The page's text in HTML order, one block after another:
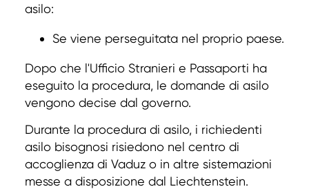
asilo:
Se viene perseguitata nel proprio paese.
Dopo che l'Ufficio Stranieri e Passaporti ha
eseguito la procedura, le domande di asilo
vengono decise dal governo.
Durante la procedura di asilo, i richiedenti
asilo bisognosi risiedono nel centro di
accoglienza di Vaduz o in altre sistemazioni
messe a disposizione dal Liechtenstein.